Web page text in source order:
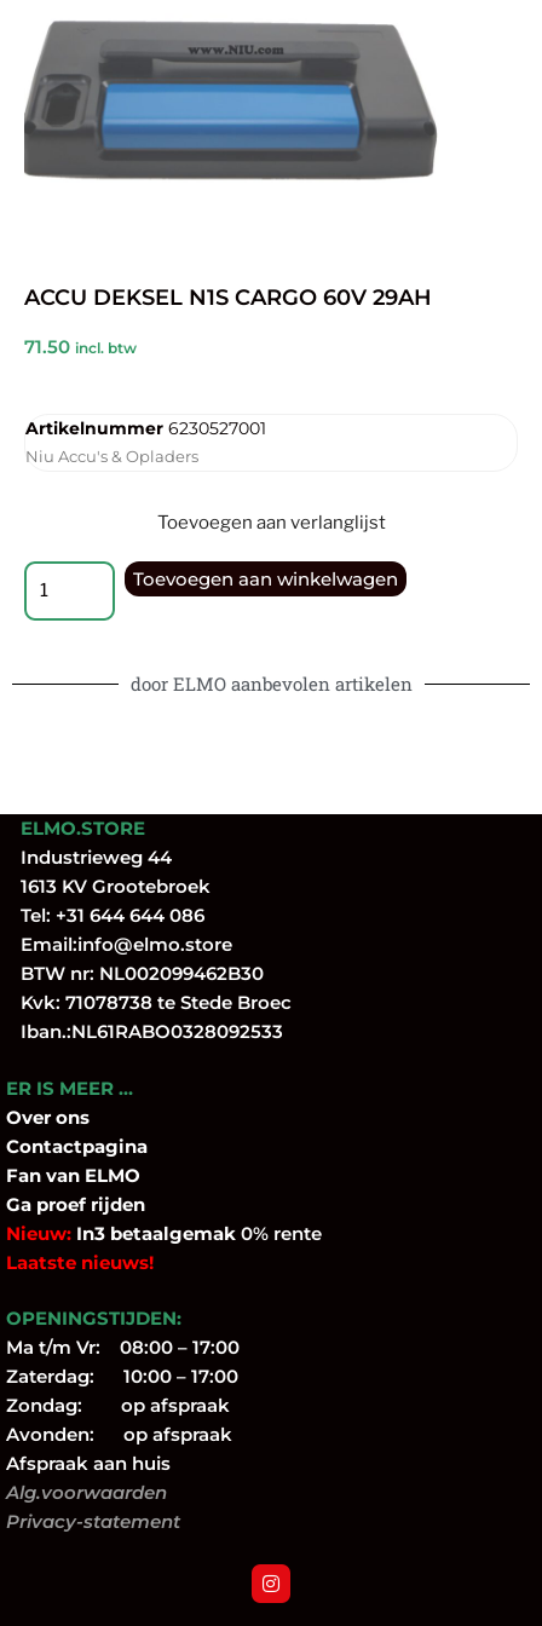
ACCU DEKSEL N1S CARGO 60V 29AH
71.50 incl. btw
Artikelnummer 6230527001
Niu Accu's & Opladers
Toevoegen aan verlanglijst
Toevoegen aan winkelwagen
door ELMO aanbevolen artikelen
ELMO.STORE
Industrieweg 44
1613 KV Grootebroek
Tel: +31 644 644 086
Email:info@elmo.store
BTW nr: NL002099462B30
Kvk: 71078738 te Stede Broec
Iban.:NL61RABO0328092533
ER IS MEER …
Over ons
Contactpagina
Fan van ELMO
Ga proef rijden
Nieuw: In3 betaalgemak 0% rente
Laatste nieuws!
OPENINGSTIJDEN:
Ma t/m Vr: 08:00 – 17:00
Zaterdag: 10:00 – 17:00
Zondag: op afspraak
Avonden: op afspraak
Afspraak aan huis
Alg.voorwaarden
Privacy-statement